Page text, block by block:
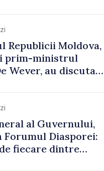
Republicii Moldova,
prim-ministrul
Wever, au discutat
al Guvernului,
Forumul Diasporei:
fiecare dintre